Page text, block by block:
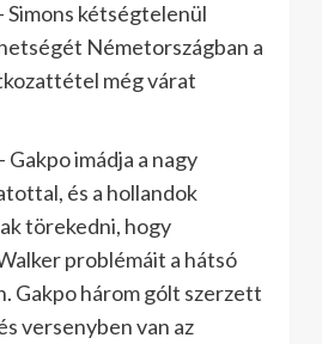
Simons kétségtelenül
Németországban a
még várat
Gakpo imádja a nagy
és a hollandok
törekedni, hogy
problémáit a hátsó
Gakpo három gólt szerzett
versenyben van az